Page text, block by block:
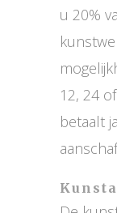
u 20%
12, 24
betaalt